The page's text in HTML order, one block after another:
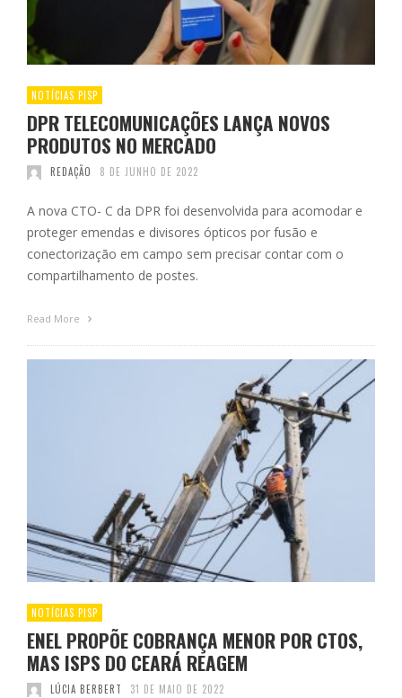
NOTÍCIAS PISP
DPR TELECOMUNICAÇÕES LANÇA NOVOS
PRODUTOS NO MERCADO
REDAÇÃO 8 DE JUNHO DE 2022
A nova CTO- C da DPR foi desenvolvida para acomodar e
proteger emendas e divisores ópticos por fusão e
conectorização em campo sem precisar contar com o
compartilhamento de postes.
Read More
NOTÍCIAS PISP
ENEL PROPÕE COBRANÇA MENOR POR CTOS,
MAS ISPS DO CEARÁ REAGEM
LÚCIA BERBERT 31 DE MAIO DE 2022